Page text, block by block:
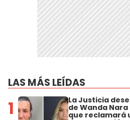
LAS MÁS LEÍDAS
1 La Justicia
de Wanda
que reclamará